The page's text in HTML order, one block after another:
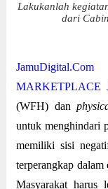
Lakukanlah
dari
MARKETPLACE
(WFH) dan
untuk menghindari
memiliki sisi
terperangkap
Masyarakat harus